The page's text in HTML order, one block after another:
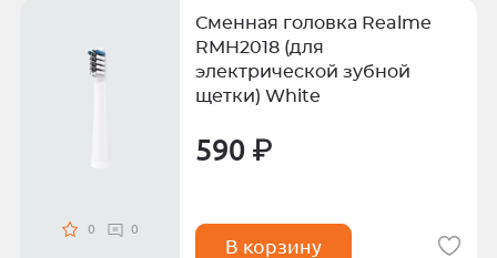
0 0
Сменная головка Realme
RMH2018 (для
электрической зубной
щетки) White
590 ₽
В корзину